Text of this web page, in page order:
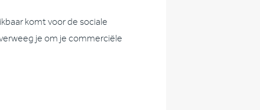
komt voor de sociale
je om je commerciële